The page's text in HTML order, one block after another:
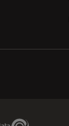
Genedata Link